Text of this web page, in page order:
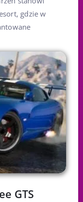
gdzie w
GTS